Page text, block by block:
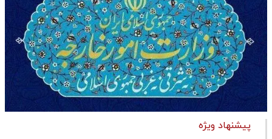
پیشنهاد ویژه